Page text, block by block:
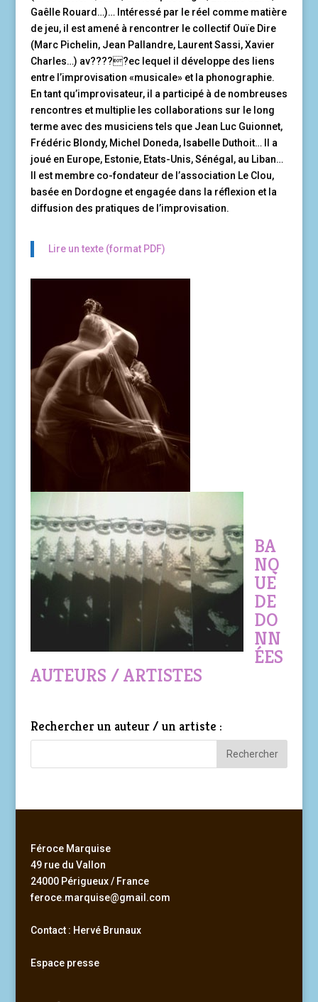
Gaêlle Rouard…)… Intéressé par le réel comme matière
de jeu, il est amené à rencontrer le collectif Ouïe Dire
(Marc Pichelin, Jean Pallandre, Laurent Sassi, Xavier
Charles…) av?????ec lequel il développe des liens
entre l’improvisation «musicale» et la phonographie.
En tant qu’improvisateur, il a participé à de nombreuses
rencontres et multiplie les collaborations sur le long
terme avec des musiciens tels que Jean Luc Guionnet,
Frédéric Blondy, Michel Doneda, Isabelle Duthoit… Il a
joué en Europe, Estonie, Etats-Unis, Sénégal, au Liban…
Il est membre co-fondateur de l’association Le Clou,
basée en Dordogne et engagée dans la réflexion et la
diffusion des pratiques de l’improvisation.
Lire un texte (format PDF)
BA
NQ
UE
DE
DO
NN
ÉES
AUTEURS / ARTISTES
Rechercher un auteur / un artiste :
Féroce Marquise
49 rue du Vallon
24000 Périgueux / France
feroce.marquise@gmail.com
Contact : Hervé Brunaux
Espace presse